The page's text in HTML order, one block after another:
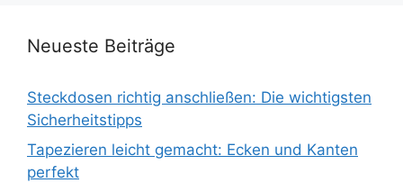
Neueste Beiträge
Steckdosen richtig anschließen: Die wichtigsten
Sicherheitstipps
Tapezieren leicht gemacht: Ecken und Kanten
perfekt